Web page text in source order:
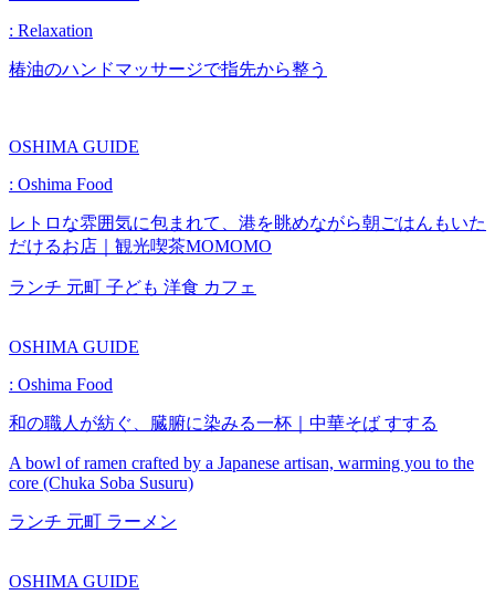
: Relaxation
椿油のハンドマッサージで指先から整う
OSHIMA GUIDE
: Oshima Food
レトロな雰囲気に包まれて、港を眺めながら朝ごはんもいた
だけるお店｜観光喫茶MOMOMO
ランチ 元町 子ども 洋食 カフェ
OSHIMA GUIDE
: Oshima Food
和の職人が紡ぐ、臓腑に染みる一杯｜中華そば すする
A bowl of ramen crafted by a Japanese artisan, warming you to the
core (Chuka Soba Susuru)
ランチ 元町 ラーメン
OSHIMA GUIDE